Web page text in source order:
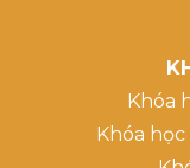
Khóa
Khóa